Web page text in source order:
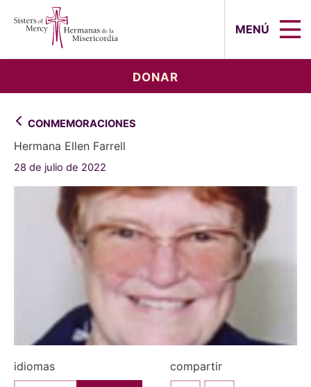
MENÚ
DONAR
CONMEMORACIONES
Hermana Ellen Farrell
28 de julio de 2022
idiomas compartir